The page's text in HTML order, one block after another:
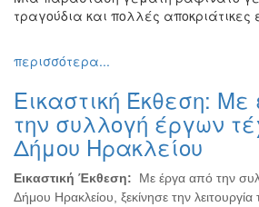
τραγούδια και πολλές αποκριάτικες
περισσότερα...
Εικαστική Έκθεση:
την συλλογή έργων
Δήμου Ηρακλείου
Εικαστική Έκθεση:
Με έργα από την
Δήμου Ηρακλείου, ξεκίνησε την